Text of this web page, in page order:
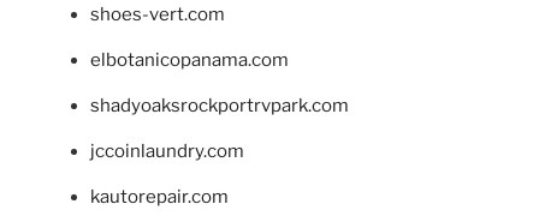
shoes-vert.com
elbotanicopanama.com
shadyoaksrockportrvpark.com
jccoinlaundry.com
kautorepair.com